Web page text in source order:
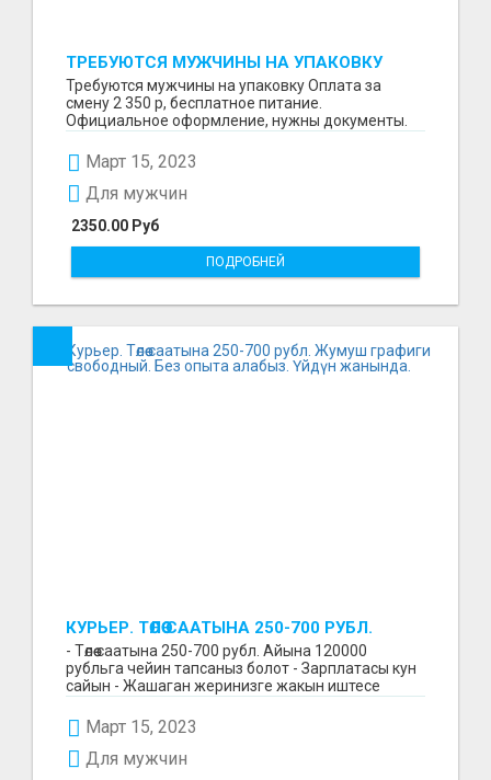
ТРЕБУЮТСЯ МУЖЧИНЫ НА УПАКОВКУ
Требуются мужчины на упаковку Оплата за
смену 2 350 р, бесплатное питание.
Официальное оформление, нужны документы.
Март 15, 2023
2350.00 Руб
Для мужчин
ПОДРОБНЕЙ
КУРЬЕР. ТӨЛӨӨ СААТЫНА 250-700 РУБЛ.
ЖУМУШ ГРАФИГИ СВОБОДНЫЙ. БЕЗ
ОПЫТА АЛАБЫЗ. ҮЙДҮН ЖАНЫНДА.
- Төлөө саатына 250-700 рубл. Айына 120000
рубльга чейин тапсаныз болот - Зарплатасы кун
сайын - Жашаган жеринизге жакын иштесе
Март 15, 2023
Для мужчин